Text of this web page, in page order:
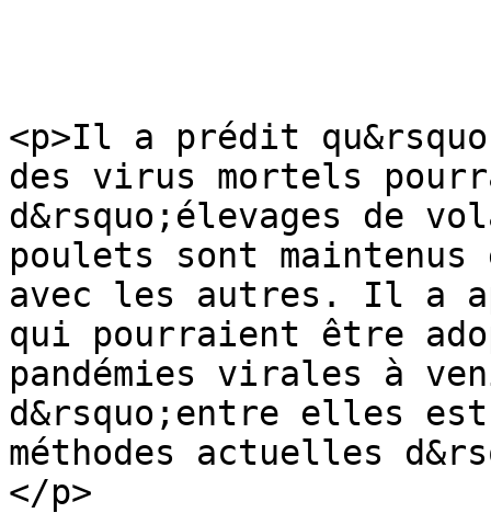
<p>Il a prédit
des virus mortels
d&rsquo;élevages de
poulets sont
avec les autres. Il a
qui pourraient être
pandémies virales à
d&rsquo;entre elles
méthodes actuelles
</p>